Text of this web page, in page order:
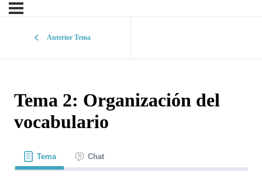
Anterior Tema
Tema 2: Organización del
vocabulario
Tema Chat